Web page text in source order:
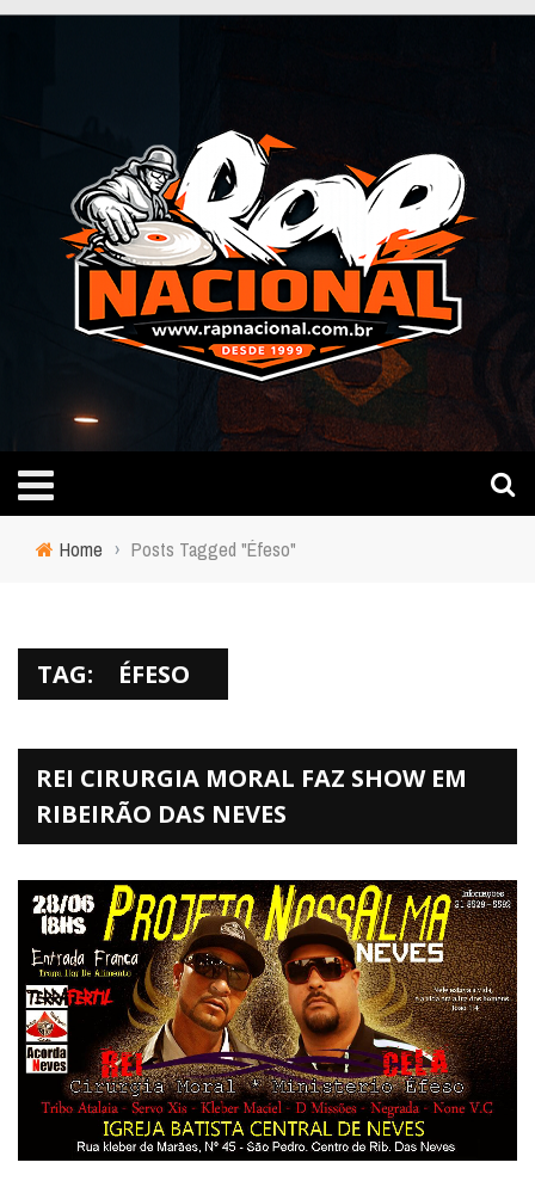
Home › Posts Tagged "Éfeso"
TAG: ÉFESO
REI CIRURGIA MORAL FAZ SHOW EM
RIBEIRÃO DAS NEVES